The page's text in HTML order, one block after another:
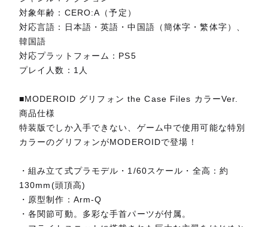
対象年齢：CERO:A（予定）
対応言語：日本語・英語・中国語（簡体字・繁体字）、
韓国語
対応プラットフォーム：PS5
プレイ人数：1人
■MODEROID グリフォン the Case Files カラーVer.
商品仕様
特装版でしか入手できない、ゲーム中で使用可能な特別
カラーのグリフォンがMODEROIDで登場！
・組み立て式プラモデル・1/60スケール・全高：約
130mm(頭頂高)
・原型制作：Arm-Q
・各関節可動。多彩な手首パーツが付属。